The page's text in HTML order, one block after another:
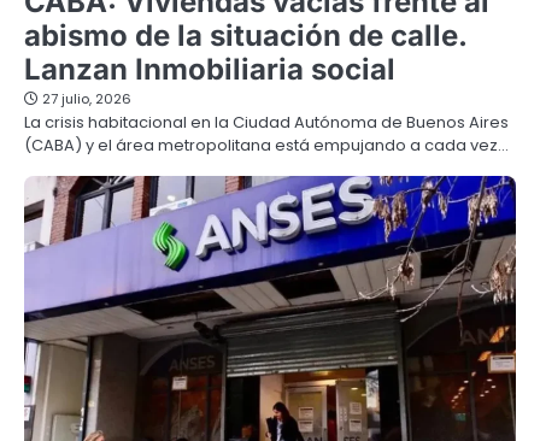
abismo de la situación de calle.
Lanzan Inmobiliaria social
27 julio, 2026
La crisis habitacional en la Ciudad Autónoma de Buenos Aires
(CABA) y el área metropolitana está empujando a cada vez…